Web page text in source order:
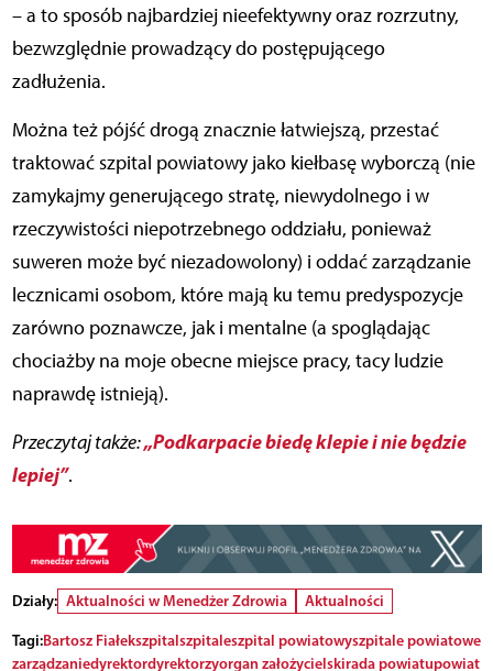
– a to sposób najbardziej nieefektywny oraz rozrzutny,
bezwzględnie prowadzący do postępującego
zadłużenia.
Można też pójść drogą znacznie łatwiejszą, przestać
traktować szpital powiatowy jako kiełbasę wyborczą (nie
zamykajmy generującego stratę, niewydolnego i w
rzeczywistości niepotrzebnego oddziału, ponieważ
suweren może być niezadowolony) i oddać zarządzanie
lecznicami osobom, które mają ku temu predyspozycje
zarówno poznawcze, jak i mentalne (a spoglądając
chociażby na moje obecne miejsce pracy, tacy ludzie
naprawdę istnieją).
Przeczytaj także:„Podkarpacie biedę klepie i nie będzie
lepiej”.
Działy: Aktualności w Menedżer Zdrowia
Aktualności
Tagi:Bartosz Fiałekszpitalszpitaleszpital powiatowyszpitale powiatowe
zarządzaniedyrektordyrektorzyorgan założycielskirada powiatupowiat